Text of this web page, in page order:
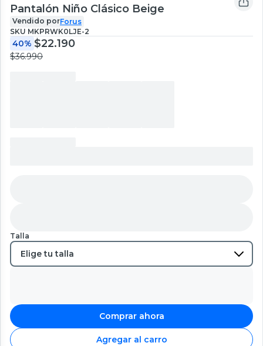
Pantalón Niño Clásico Beige
Vendido porForus
SKU MKPRWK0LJE-2
40% $22.190
$36.990
Talla
Comprar ahora
Agregar al carro